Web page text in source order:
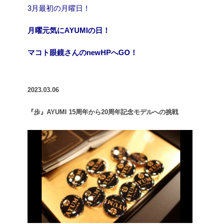
3月最初の月曜日！
月曜元気にAYUMIの日！
マコト眼鏡さんのnewHPへGO！
2023.03.06
『歩』AYUMI 15周年から20周年記念モデルへの挑戦